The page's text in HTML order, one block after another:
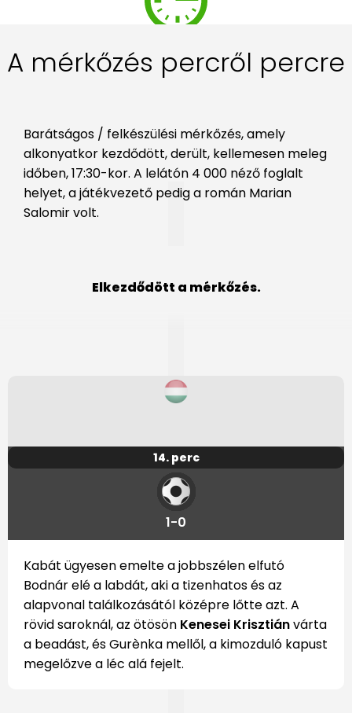
A mérkőzés percről percre
Barátságos / felkészülési mérkőzés, amely
alkonyatkor kezdődött, derült, kellemesen meleg
időben, 17:30-kor. A lelátón 4 000 néző foglalt
helyet, a játékvezető pedig a román Marian
Salomir volt.
Elkezdődött a mérkőzés.
14. perc
1-0
Kabát ügyesen emelte a jobbszélen elfutó
Bodnár elé a labdát, aki a tizenhatos és az
alapvonal találkozásától középre lőtte azt. A
rövid saroknál, az ötösön Kenesei Krisztiánvárta
a beadást, és Gurènka mellől, a kimozduló kapust
megelőzve a léc alá fejelt.